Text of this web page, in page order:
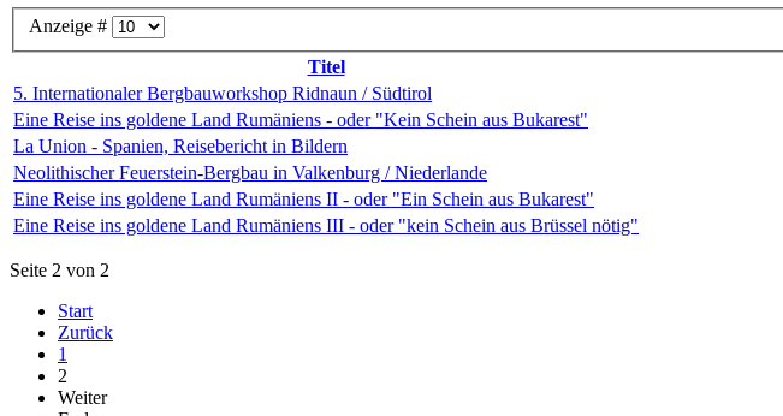
Anzeige #
Titel
5. Internationaler Bergbauworkshop Ridnaun / Südtirol
Eine Reise ins goldene Land Rumäniens - oder "Kein Schein aus Bukarest"
La Union - Spanien, Reisebericht in Bildern
Neolithischer Feuerstein-Bergbau in Valkenburg / Niederlande
Eine Reise ins goldene Land Rumäniens II - oder "Ein Schein aus Bukarest"
Eine Reise ins goldene Land Rumäniens III - oder "kein Schein aus Brüssel nötig"
Seite 2 von 2
Start
Zurück
1
2
Weiter